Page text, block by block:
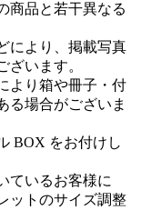
商品と若干異なる
により、掲載写真
ざいます。
より箱や冊子・付
る場合がございま
BOX をお付けし
ているお客様に
ットのサイズ調整